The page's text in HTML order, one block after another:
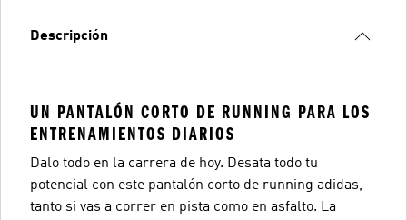
Descripción
UN PANTALÓN CORTO DE RUNNING PARA LOS
ENTRENAMIENTOS DIARIOS
Dalo todo en la carrera de hoy. Desata todo tu
potencial con este pantalón corto de running adidas,
tanto si vas a correr en pista como en asfalto. La